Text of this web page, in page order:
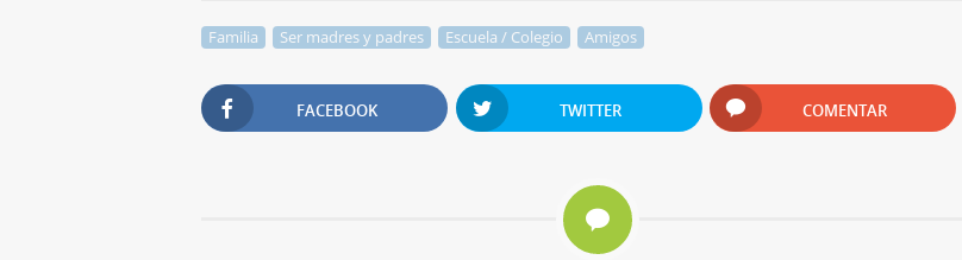
Familia Ser madres y padres Escuela / Colegio Amigos
FACEBOOK TWITTER COMENTAR